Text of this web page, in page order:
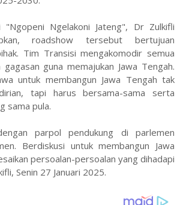
Ngelakoni Jateng", Dr Zulkifli
roadshow tersebut bertujuan
Tim Transisi mengakomodir semua
guna memajukan Jawa Tengah.
untuk membangun Jawa Tengah tak
tapi harus bersama-sama serta
sama pula.
parpol pendukung di parlemen
Berdiskusi untuk membangun Jawa
persoalan-persoalan yang dihadapi
Senin 27 Januari 2025.